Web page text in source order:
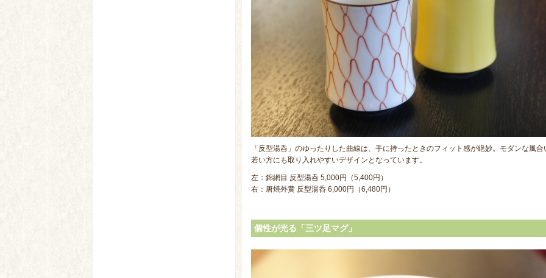
「反型湯呑」のゆったりした曲線は、手に持ったときのフィット感が絶妙。モダンな風合
若い方にも取り入れやすいデザインとなっています。
左：錦網目 反型湯呑 5,000円（5,400円）
右：唐焼外黄 反型湯呑 6,000円（6,480円）
個性が光る「三ツ足マグ」